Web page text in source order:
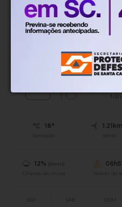
deve reduzir ações
Exigência passa a valer para
das partes
Blumenau, SC
18°
Mín.
18°
Sensação Vento
12% (0mm)
Chance de chuva
Nascer do sol
SEX SÁB DOM